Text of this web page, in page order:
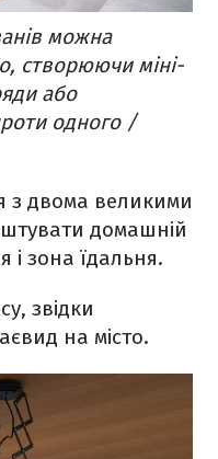
можна
створюючи міні-
або
одного /
з двома великими
домашній
і зона їдальня.
звідки
на місто.